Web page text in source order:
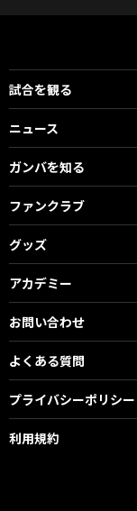
試合を観る
ニュース
ガンバを知る
ファンクラブ
グッズ
アカデミー
お問い合わせ
よくある質問
プライバシーポリシー
利用規約